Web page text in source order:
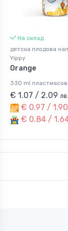
На склад
детска плодова
Yippy
Orange
330 ml
€ 1.07 / 2.09 лв.
€ 0.97 / 1.90
€ 0.84 /